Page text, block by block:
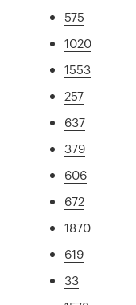
575
1020
1553
257
637
379
606
672
1870
619
33